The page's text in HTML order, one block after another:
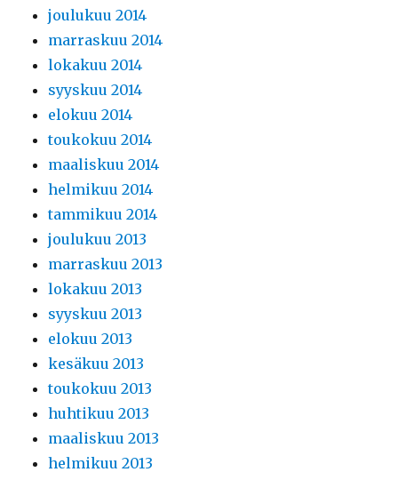
joulukuu 2014
marraskuu 2014
lokakuu 2014
syyskuu 2014
elokuu 2014
toukokuu 2014
maaliskuu 2014
helmikuu 2014
tammikuu 2014
joulukuu 2013
marraskuu 2013
lokakuu 2013
syyskuu 2013
elokuu 2013
kesäkuu 2013
toukokuu 2013
huhtikuu 2013
maaliskuu 2013
helmikuu 2013